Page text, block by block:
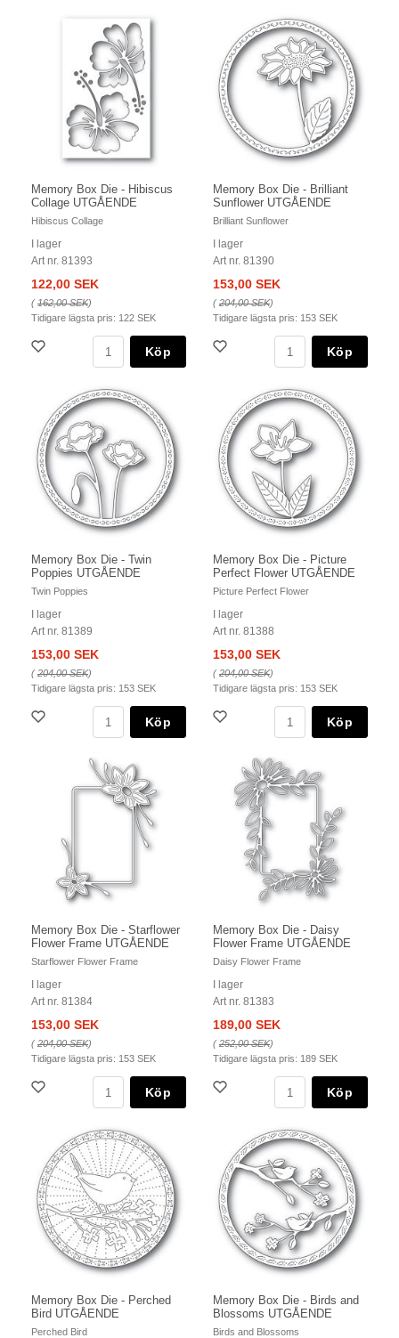
Memory Box Die - Hibiscus
Collage UTGÅENDE
Hibiscus Collage
I lager
Art nr. 81393
122,00 SEK
(162,00 SEK)
Tidigare lägsta pris: 122 SEK
Köp
Memory Box Die - Brilliant
Sunflower UTGÅENDE
Brilliant Sunflower
I lager
Art nr. 81390
153,00 SEK
(204,00 SEK)
Tidigare lägsta pris: 153 SEK
Köp
Memory Box Die - Twin
Poppies UTGÅENDE
Twin Poppies
I lager
Art nr. 81389
153,00 SEK
(204,00 SEK)
Tidigare lägsta pris: 153 SEK
Köp
Memory Box Die - Picture
Perfect Flower UTGÅENDE
Picture Perfect Flower
I lager
Art nr. 81388
153,00 SEK
(204,00 SEK)
Tidigare lägsta pris: 153 SEK
Köp
Memory Box Die - Starflower
Flower Frame UTGÅENDE
Starflower Flower Frame
I lager
Art nr. 81384
153,00 SEK
(204,00 SEK)
Tidigare lägsta pris: 153 SEK
Köp
Memory Box Die - Daisy
Flower Frame UTGÅENDE
Daisy Flower Frame
I lager
Art nr. 81383
189,00 SEK
(252,00 SEK)
Tidigare lägsta pris: 189 SEK
Köp
Memory Box Die - Perched
Bird UTGÅENDE
Perched Bird
Memory Box Die - Birds and
Blossoms UTGÅENDE
Birds and Blossoms